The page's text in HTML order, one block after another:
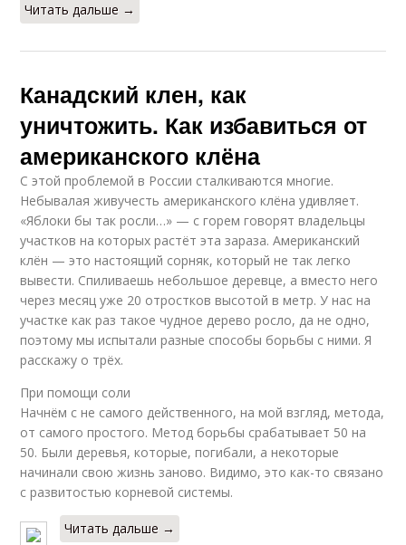
Читать дальше →
Канадский клен, как
уничтожить. Как избавиться от
американского клёна
С этой проблемой в России сталкиваются многие.
Небывалая живучесть американского клёна удивляет.
«Яблоки бы так росли…» — с горем говорят владельцы
участков на которых растёт эта зараза. Американский
клён — это настоящий сорняк, который не так легко
вывести. Спиливаешь небольшое деревце, а вместо него
через месяц уже 20 отростков высотой в метр. У нас на
участке как раз такое чудное дерево росло, да не одно,
поэтому мы испытали разные способы борьбы с ними. Я
расскажу о трёх.
При помощи соли
Начнём с не самого действенного, на мой взгляд, метода,
от самого простого. Метод борьбы срабатывает 50 на
50. Были деревья, которые, погибали, а некоторые
начинали свою жизнь заново. Видимо, это как-то связано
с развитостью корневой системы.
Читать дальше →